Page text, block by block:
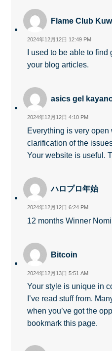
Flame Club
2024年12月12日 12:49 PM
I used to be able to find
your blog articles.
asics gel
2024年12月12日 4:10 PM
Everything is very
clarification of the
Your website is useful.
ハロプロ年始
2024年12月12日 6:24 PM
12 months Winner
Bitcoin
2024年12月13日 5:51 AM
Your style is unique in
I’ve read stuff from.
when you’ve got the
bookmark this page.